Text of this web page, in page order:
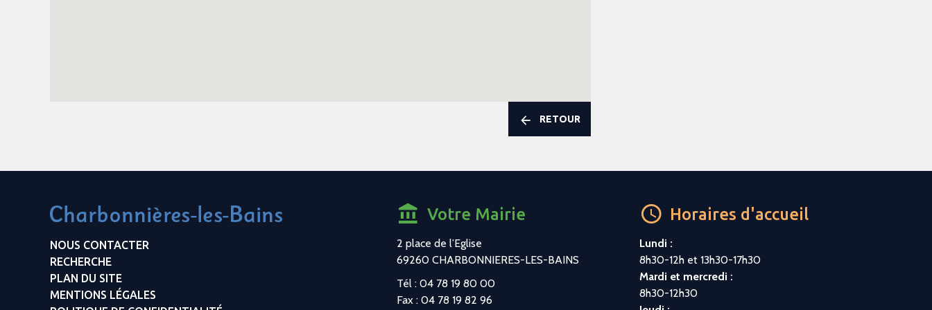
RETOUR
NOUS CONTACTER
RECHERCHE
PLAN DU SITE
MENTIONS LÉGALES
Votre Mairie
2 place de l’Eglise
69260 CHARBONNIERES-LES-BAINS
Tél : 04 78 19 80 00
Fax : 04 78 19 82 96
Horaires d'accueil
Lundi :
8h30-12h et 13h30-17h30
Mardi et mercredi :
8h30-12h30